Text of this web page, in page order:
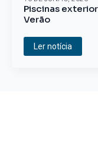
Piscinas
Verão
Ler notícia